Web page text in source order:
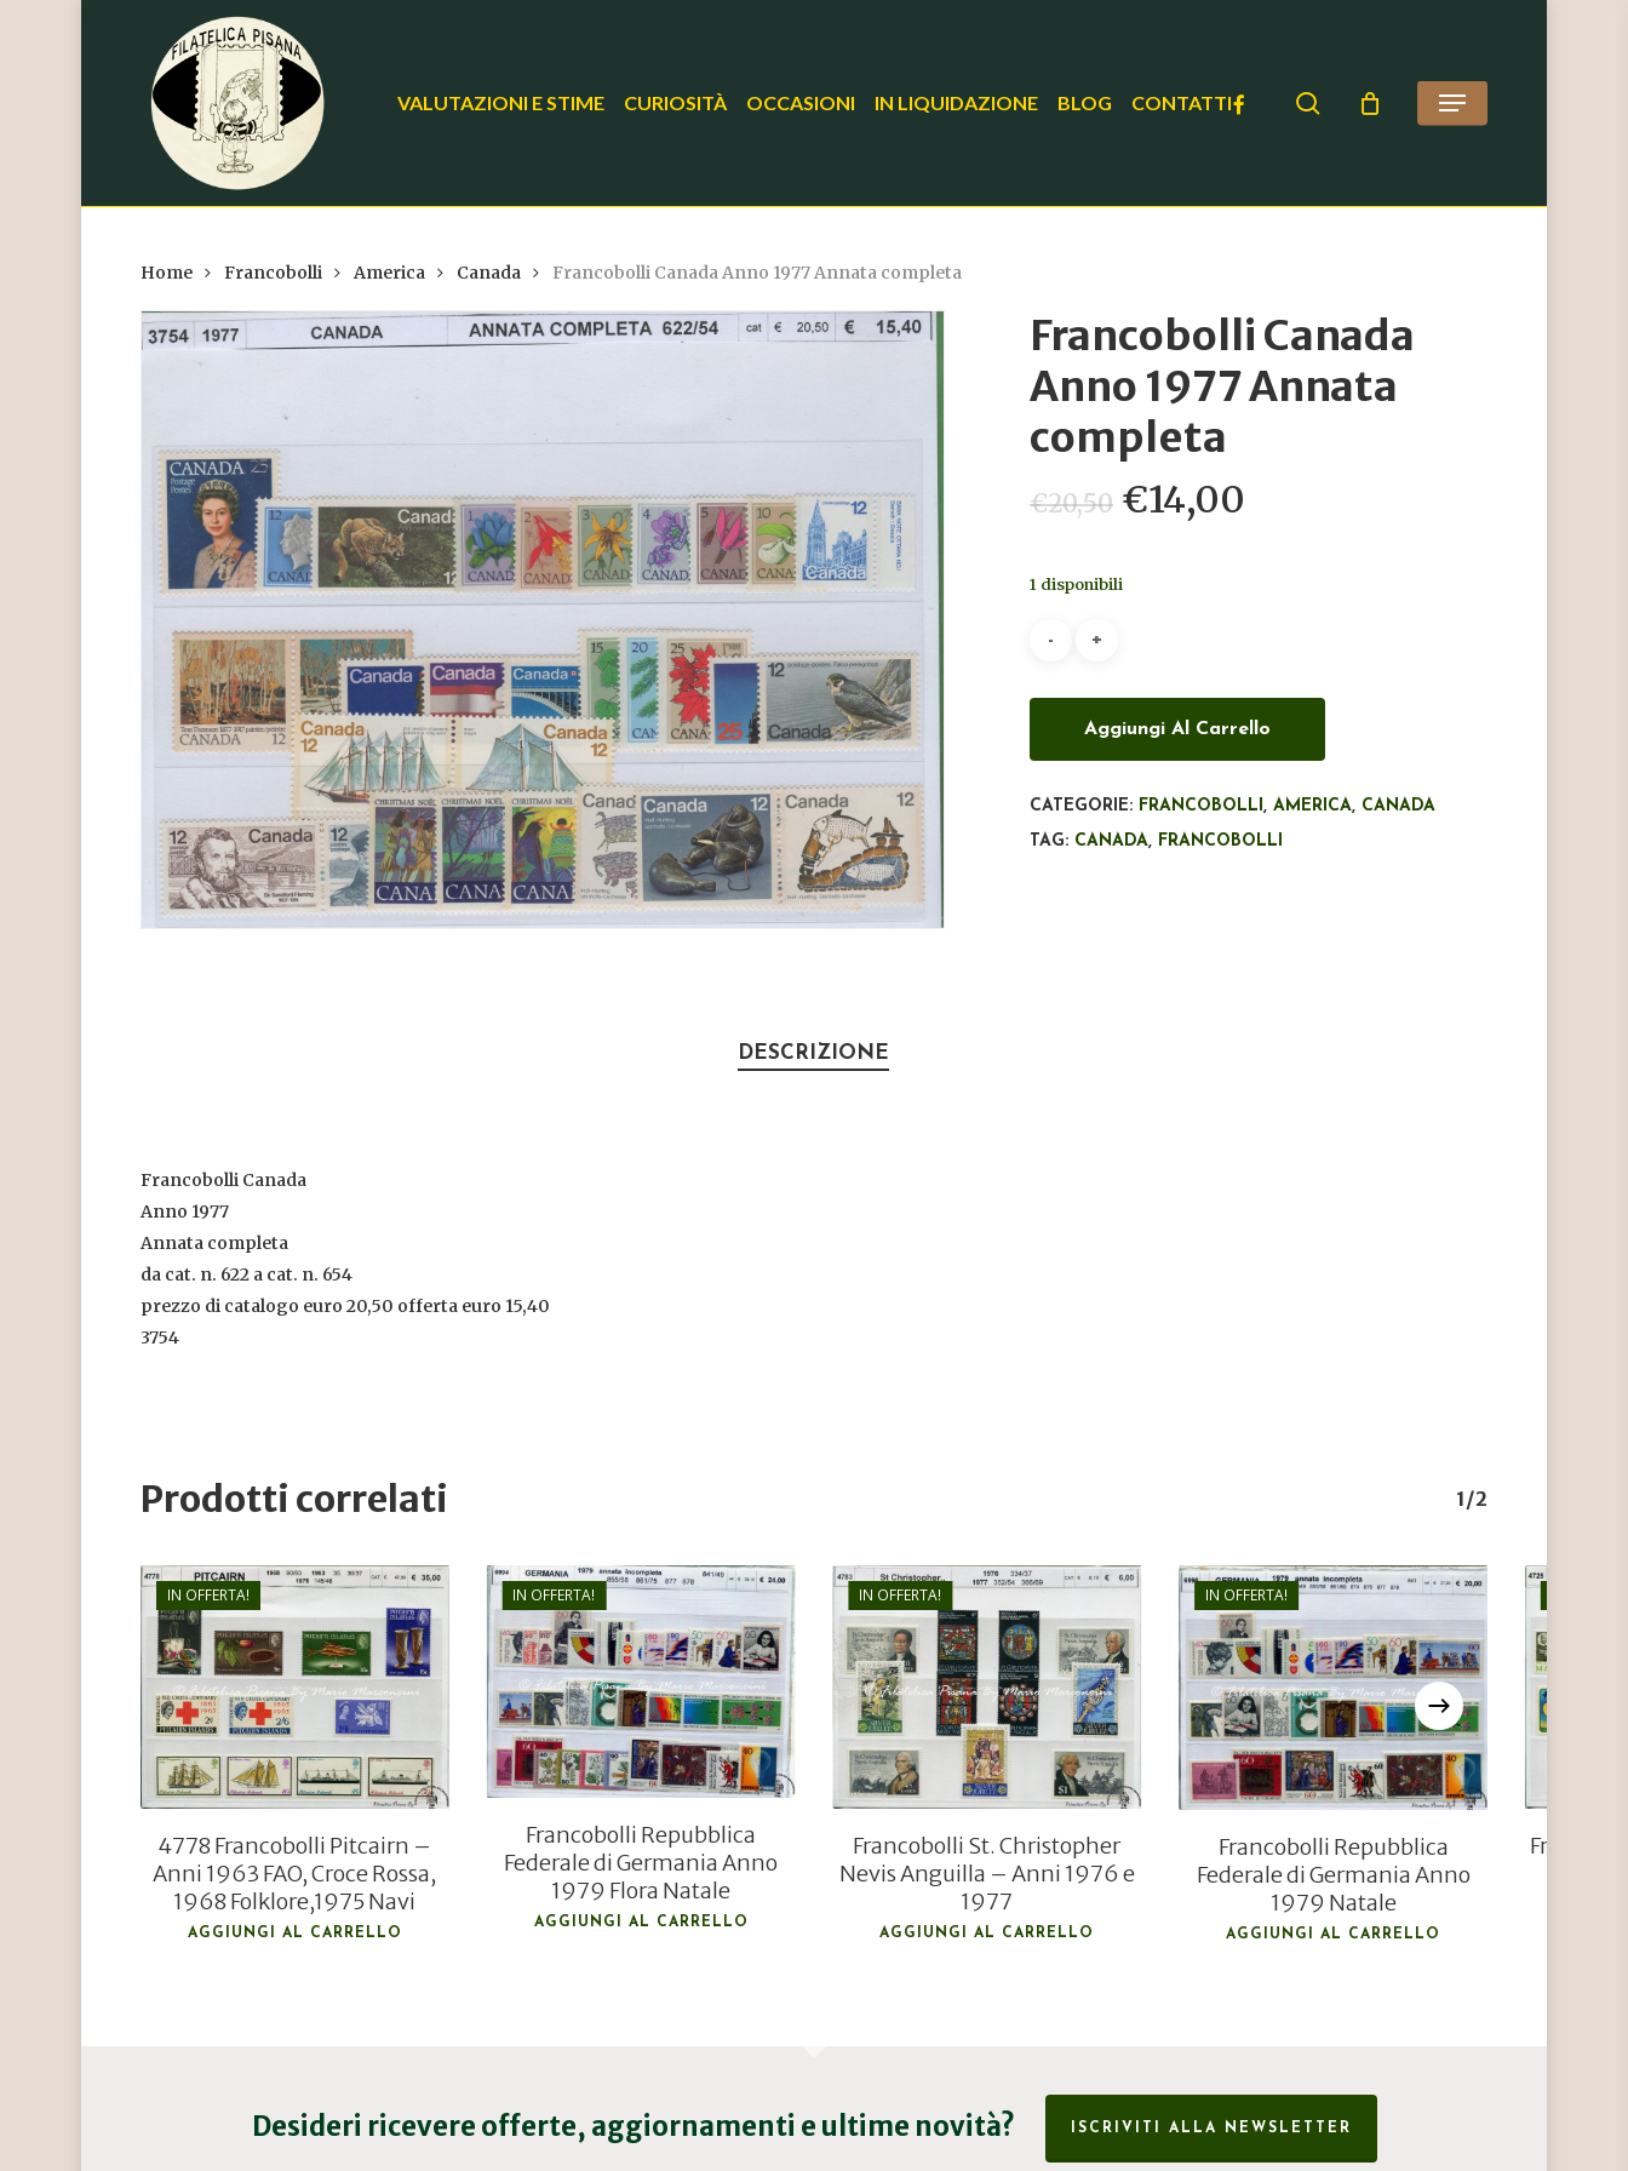
Hit enter to search or ESC to close
VALUTAZIONI E STIME CURIOSITÀ OCCASIONI IN LIQUIDAZIONE BLOG CONTATTIFACEBOOK search Menu
Home Francobolli America Canada Francobolli Canada Anno 1977 Annata completa
Francobolli Canada
Anno 1977 Annata
completa
€20,50 Il
prezzo
originale
€14,00
1 disponibili
Aggiungi Al Carrello
CATEGORIE: FRANCOBOLLI,AMERICA, CANADA
TAG: CANADA, FRANCOBOLLI
DESCRIZIONE
Francobolli Canada
Anno 1977
Annata completa
da cat. n. 622 a cat. n. 654
prezzo di catalogo euro 20,50 offerta euro 15,40
3754
Prodotti correlati 1/2
IN OFFERTA!
€35,00
€24,00
4778 Francobolli Pitcairn –
Anni 1963 FAO, Croce Rossa,
1968 Folklore,1975 Navi
AGGIUNGI AL CARRELLO
IN OFFERTA!
€24,00
€15,00
Francobolli Repubblica
Federale di Germania Anno
1979 Flora Natale
AGGIUNGI AL CARRELLO
IN OFFERTA! €
6,00
€4,00
Francobolli St. Christopher
Nevis Anguilla – Anni 1976 e
1977
AGGIUNGI AL CARRELLO
IN OFFERTA!
€24,00
€16,00
Francobolli Repubblica
Federale di Germania Anno
1979 Natale
AGGIUNGI AL CARRELLO
Desideri ricevere offerte, aggiornamenti e ultime novità? ISCRIVITI ALLA NEWSLETTER